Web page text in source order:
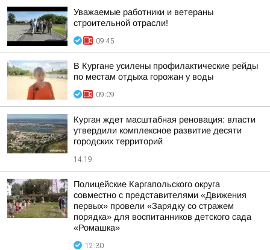
Уважаемые работники и ветераны
строительной отрасли!
09:45
В Кургане усилены профилактические рейды
по местам отдыха горожан у воды
09:09
Курган ждет масштабная реновация: власти
утвердили комплексное развитие десяти
городских территорий
14:19
Полицейские Каргапольского округа
совместно с представителями «Движения
первых» провели «Зарядку со стражем
порядка» для воспитанников детского сада
«Ромашка»
12:30